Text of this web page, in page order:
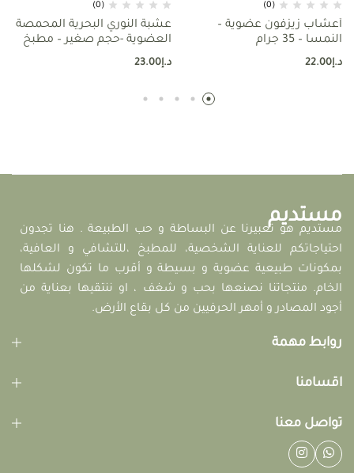
(0)
أعشاب زيزفون عضوية –
النمسا – 35 جرام
د.إ22.00
(0)
عشبة النوري البحرية المحمصة
العضوية -حجم صغير – مطبخ
الماكروبيوتك
د.إ23.00
مستديم
مستديم هو تعبيرنا عن البساطة و حب الطبيعة . هنا تجدون
احتياجاتكم للعناية الشخصية، للمطبخ ،للتشافي و العافية،
بمكونات طبيعية عضوية و بسيطة و أقرب ما تكون لشكلها
الخام. منتجاتنا نصنعها بحب و شغف ، او ننتقيها بعناية من
أجود المصادر و أمهر الحرفيين من كل بقاع الأرض.
روابط مهمة
اقسامنا
تواصل معنا